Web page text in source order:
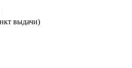
выдачи)